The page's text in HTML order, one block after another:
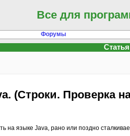
Все для
Форумы
Статья
(Строки. Проверка
на языке Java, рано или поздно